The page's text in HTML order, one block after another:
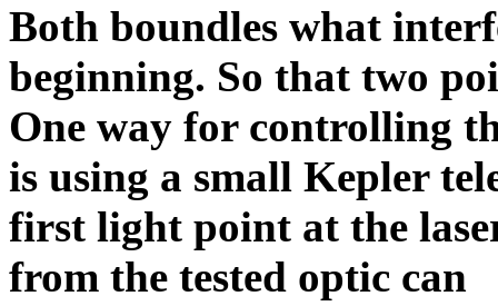
Both boundles what
beginning. So that two
One way for controlling
is using a small Kepler
first light point at the
from the tested optic can